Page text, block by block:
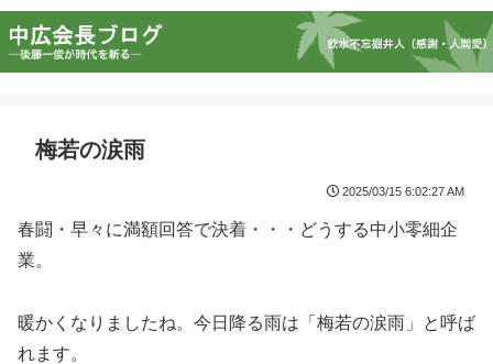
梅若の涙雨
2025/03/15 6:02:27 AM
春闘・早々に満額回答で決着・・・どうする中小零細企
業。
暖かくなりましたね。今日降る雨は「梅若の涙雨」と呼ば
れます。